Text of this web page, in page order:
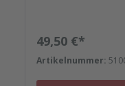
Regulärer Preis:
49,50 €*
Artikelnummer: